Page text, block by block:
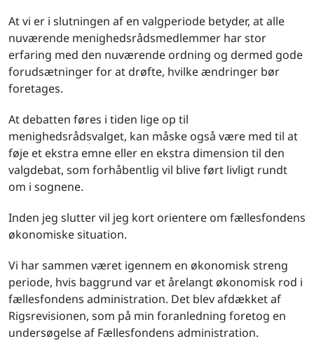
At vi er i slutningen af en valgperiode betyder, at alle
nuværende menighedsrådsmedlemmer har stor
erfaring med den nuværende ordning og dermed gode
forudsætninger for at drøfte, hvilke ændringer bør
foretages.
At debatten føres i tiden lige op til
menighedsrådsvalget, kan måske også være med til at
føje et ekstra emne eller en ekstra dimension til den
valgdebat, som forhåbentlig vil blive ført livligt rundt
om i sognene.
Inden jeg slutter vil jeg kort orientere om fællesfondens
økonomiske situation.
Vi har sammen været igennem en økonomisk streng
periode, hvis baggrund var et årelangt økonomisk rod i
fællesfondens administration. Det blev afdækket af
Rigsrevisionen, som på min foranledning foretog en
undersøgelse af Fællesfondens administration.